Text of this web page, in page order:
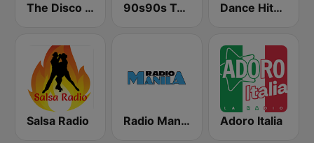
The Disco Paradise - Italo Disco 90s90s Techno Dance Hits 80 - United Music
Salsa Radio Radio Manila Adoro Italia